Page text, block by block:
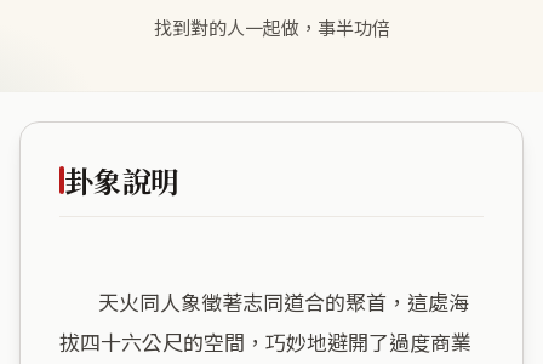
找到對的人一起做，事半功倍
卦象說明
拔四十六公尺的空間，巧妙地避開了過度商業